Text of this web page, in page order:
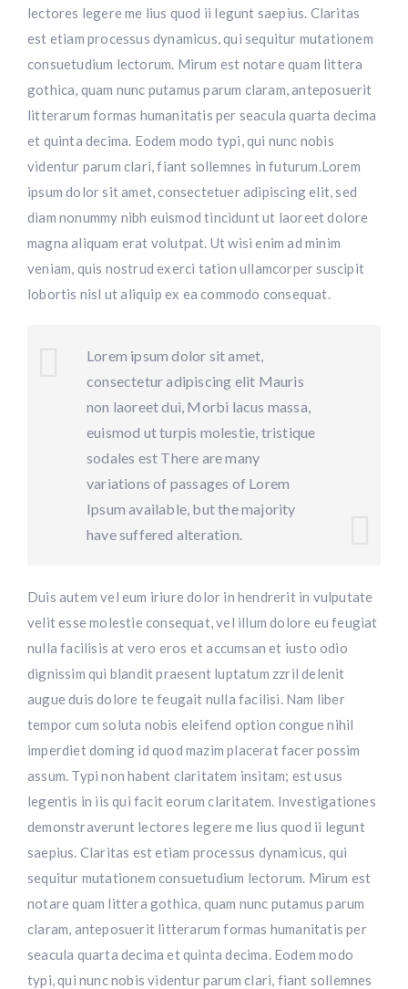
Hunting & Guns Giveaway
Win acustom RBR firearm dipped in Kryptek camo
with aSwarovski Z8i+ 5-40x56P.
$10,000 value· Winner picks caliber
Book a2026 RBR Huntto enter.
lectores legere me lius quod ii legunt saepius. Claritas
est etiam processus dynamicus, qui sequitur mutationem
consuetudium lectorum. Mirum est notare quam littera
gothica, quam nunc putamus parum claram, anteposuerit
litterarum formas humanitatis per seacula quarta decima
et quinta decima. Eodem modo typi, qui nunc nobis
videntur parum clari, fiant sollemnes in futurum.Lorem
ipsum dolor sit amet, consectetuer adipiscing elit, sed
diam nonummy nibh euismod tincidunt ut laoreet dolore
magna aliquam erat volutpat. Ut wisi enim ad minim
veniam, quis nostrud exerci tation ullamcorper suscipit
lobortis nisl ut aliquip ex ea commodo consequat.
Lorem ipsum dolor sit amet,
consectetur adipiscing elit Mauris
non laoreet dui, Morbi lacus massa,
euismod ut turpis molestie, tristique
sodales est There are many
variations of passages of Lorem
Ipsum available, but the majority
have suffered alteration.
Duis autem vel eum iriure dolor in hendrerit in vulputate
velit esse molestie consequat, vel illum dolore eu feugiat
nulla facilisis at vero eros et accumsan et iusto odio
dignissim qui blandit praesent luptatum zzril delenit
augue duis dolore te feugait nulla facilisi. Nam liber
tempor cum soluta nobis eleifend option congue nihil
imperdiet doming id quod mazim placerat facer possim
assum. Typi non habent claritatem insitam; est usus
legentis in iis qui facit eorum claritatem. Investigationes
demonstraverunt lectores legere me lius quod ii legunt
saepius. Claritas est etiam processus dynamicus, qui
sequitur mutationem consuetudium lectorum. Mirum est
notare quam littera gothica, quam nunc putamus parum
claram, anteposuerit litterarum formas humanitatis per
seacula quarta decima et quinta decima. Eodem modo
typi, qui nunc nobis videntur parum clari, fiant sollemnes